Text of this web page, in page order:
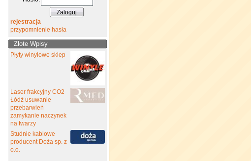
rejestracja
przypomnienie hasła
Złote Wpisy
Płyty winylowe sklep
Laser frakcyjny CO2
Łódź usuwanie
przebarwień
zamykanie naczynek
na twarzy
Studnie kablowe
producent Doża sp. z
o.o.